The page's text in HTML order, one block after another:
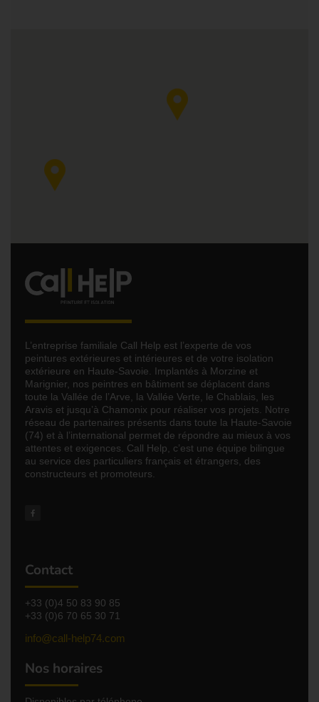
L’entreprise familiale Call Help est l’experte de vos
peintures extérieures et intérieures et de votre isolation
extérieure en Haute-Savoie. Implantés à Morzine et
Marignier, nos peintres en bâtiment se déplacent dans
toute la Vallée de l’Arve, la Vallée Verte, le Chablais, les
Aravis et jusqu’à Chamonix pour réaliser vos projets. Notre
réseau de partenaires présents dans toute la Haute-Savoie
(74) et à l’international permet de répondre au mieux à vos
attentes et exigences. Call Help, c’est une équipe bilingue
au service des particuliers français et étrangers, des
constructeurs et promoteurs.
Contact
+33 (0)4 50 83 90 85
+33 (0)6 70 65 30 71
info@call-help74.com
Nos horaires